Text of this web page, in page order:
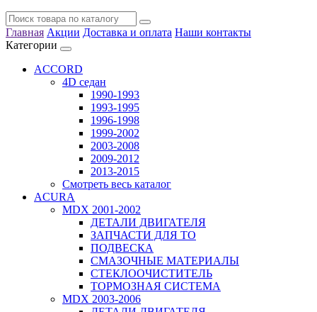
Главная Акции Доставка и оплата Наши контакты
Категории
ACCORD
4D седан
1990-1993
1993-1995
1996-1998
1999-2002
2003-2008
2009-2012
2013-2015
Смотреть весь каталог
ACURA
MDX 2001-2002
ДЕТАЛИ ДВИГАТЕЛЯ
ЗАПЧАСТИ ДЛЯ ТО
ПОДВЕСКА
СМАЗОЧНЫЕ МАТЕРИАЛЫ
СТЕКЛООЧИСТИТЕЛЬ
ТОРМОЗНАЯ СИСТЕМА
MDX 2003-2006